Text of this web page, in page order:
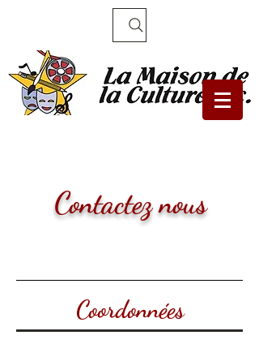
Contactez nous
Coordonnées